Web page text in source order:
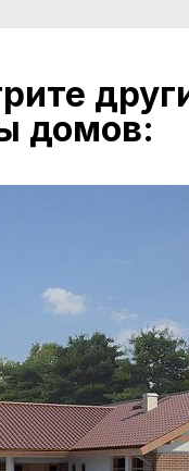
домов: